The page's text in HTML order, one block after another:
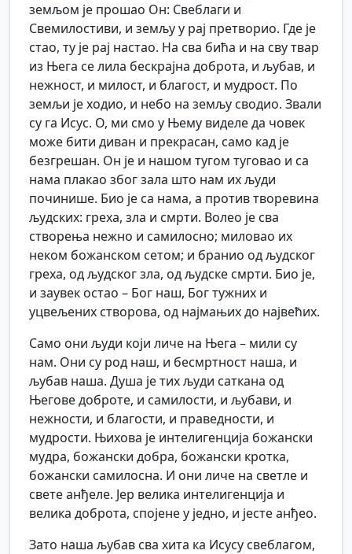
земљом је прошао Он: Свеблаги и
Свемилостиви, и земљу у рај претворио. Где је
стао, ту је рај настао. На сва бића и на сву твар
из Њега се лила бескрајна доброта, и љубав, и
нежност, и милост, и благост, и мудрост. По
земљи је ходио, и небо на земљу сводио. Звали
су га Исус. О, ми смо у Њему виделе да човек
може бити диван и прекрасан, само кад је
безгрешан. Он је и нашом тугом туговао и са
нама плакао због зала што нам их људи
починише. Био је са нама, а против творевина
људских: греха, зла и смрти. Волео је сва
створења нежно и самилосно; миловао их
неком божанском сетом; и бранио од људског
греха, од људског зла, од људске смрти. Био је,
и заувек остао – Бог наш, Бог тужних и
уцвељених створова, од најмањих до највећих.
Само они људи који личе на Њега – мили су
нам. Они су род наш, и бесмртност наша, и
љубав наша. Душа је тих људи саткана од
Његове доброте, и самилости, и љубави, и
нежности, и благости, и праведности, и
мудрости. Њихова је интелигенција божански
мудра, божански добра, божански кротка,
божански самилосна. И они личе на светле и
свете анђеле. Јер велика интелигенција и
велика доброта, спојене у једно, и јесте анђео.
Зато наша љубав сва хита ка Исусу свеблагом,